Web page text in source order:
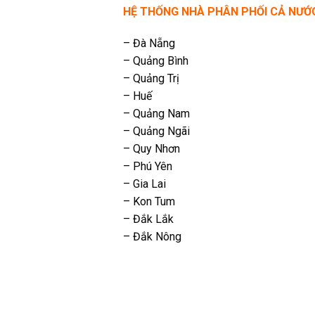
HỆ THỐNG NHÀ PHÂN PHỐI CẢ
– Đà Nẵng
– Quảng Bình
– Quảng Trị
– Huế
– Quảng Nam
– Quảng Ngãi
– Quy Nhơn
– Phú Yên
– Gia Lai
– Kon Tum
– Đắk Lắk
– Đắk Nông